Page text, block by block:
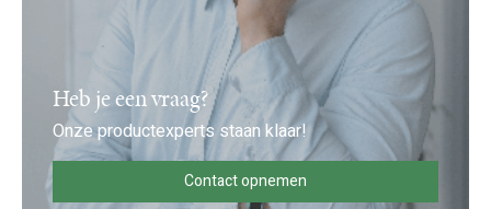
Heb je een vraag?
Onze productexperts staan klaar!
Contact opnemen